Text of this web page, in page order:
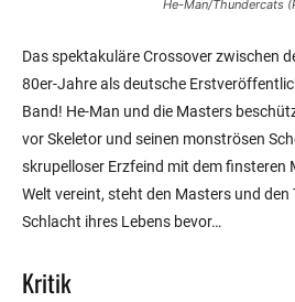
He-Man/Thundercats
Das spektakuläre Crossover zwischen
80er-Jahre als deutsche
Band! He-Man und die Masters
vor Skeletor und seinen monströsen
skrupelloser Erzfeind mit dem finsteren
Welt vereint, steht den Masters und
Schlacht ihres Lebens bevor…
Kritik